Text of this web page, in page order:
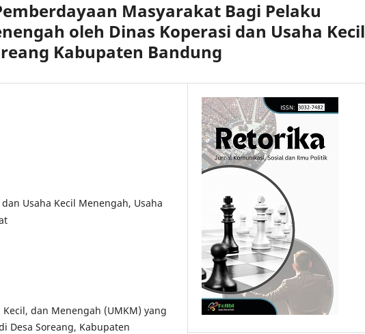
Masyarakat Bagi Pelaku
oleh Dinas Koperasi dan Usaha Kecil
Kabupaten Bandung
Usaha Kecil Menengah, Usaha
dan Menengah (UMKM) yang
Desa Soreang, Kabupaten